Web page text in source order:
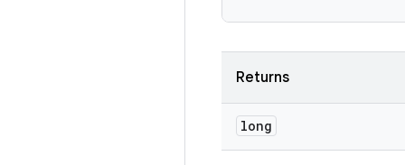
Returns
long